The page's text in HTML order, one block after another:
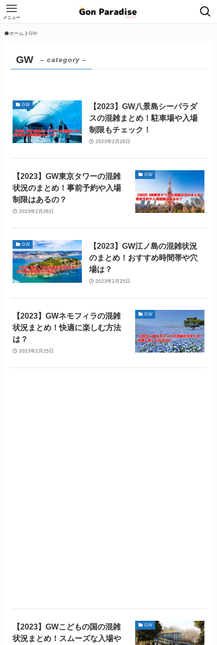
メニュー
ホーム GW
GW – category –
GW
【2023】GW八景島シーパラダ
スの混雑まとめ！駐車場や入場
制限もチェック！
2023年2月26日
GW
【2023】GW東京タワーの混雑
状況のまとめ！事前予約や入場
制限はあるの？
2023年2月26日
GW
【2023】GW江ノ島の混雑状況
のまとめ！おすすめ時間帯や穴
場は？
2023年2月25日
GW
【2023】GWネモフィラの混雑
状況まとめ！快適に楽しむ方法
は？
2023年2月25日
GW
【2023】GWこどもの国の混雑
状況まとめ！スムーズな入場や